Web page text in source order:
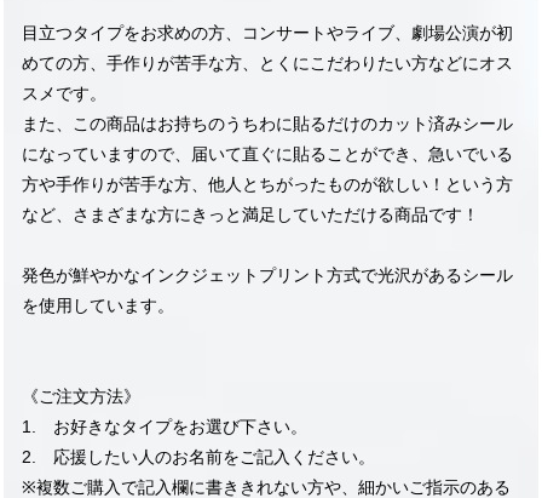
目立つタイプをお求めの方、コンサートやライブ、劇場公演が初
めての方、手作りが苦手な方、とくにこだわりたい方などにオス
スメです。
また、この商品はお持ちのうちわに貼るだけのカット済みシール
になっていますので、届いて直ぐに貼ることができ、急いでいる
方や手作りが苦手な方、他人とちがったものが欲しい！という方
など、さまざまな方にきっと満足していただける商品です！
発色が鮮やかなインクジェットプリント方式で光沢があるシール
を使用しています。
《ご注文方法》
1. お好きなタイプをお選び下さい。
2. 応援したい人のお名前をご記入ください。
※複数ご購入で記入欄に書ききれない方や、細かいご指示のある